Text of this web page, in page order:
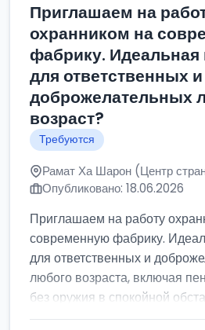
Приглашаем на
охранником на
фабрику. Идеальная
для ответственных и
доброжелательных
возраст?
Требуются
Рамат Ха Шарон (Центр
Опубликовано: 18.06.2026
Приглашаем на работу
современную фабрику.
для ответственных и
любого возраста, включая
без оружия в спокойной